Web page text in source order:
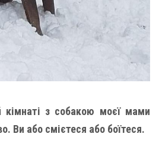
кімнаті з собакою моєї мами
Ви або смієтеся або боїтеся.